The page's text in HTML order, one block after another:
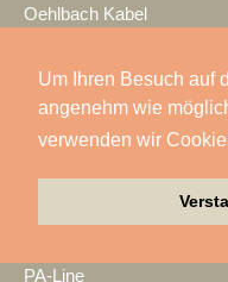
Um Ihren Besuch auf
angenehm wie
verwenden wir
Oehlbach Kabel
Optimahl Catering
Optocore
Otto Events
PA-Line